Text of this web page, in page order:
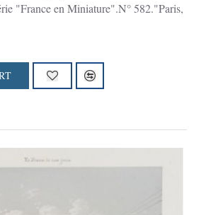
"France en Miniature".N° 582."Paris,